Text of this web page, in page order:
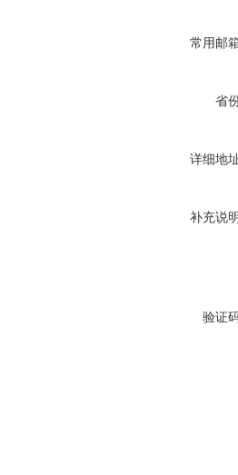
常用邮
省
详细地
补充说
验证